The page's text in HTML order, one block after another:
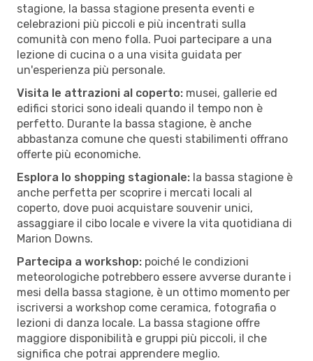
stagione, la bassa stagione presenta eventi e
celebrazioni più piccoli e più incentrati sulla
comunità con meno folla. Puoi partecipare a una
lezione di cucina o a una visita guidata per
un'esperienza più personale.
Visita le attrazioni al coperto: musei, gallerie ed
edifici storici sono ideali quando il tempo non è
perfetto. Durante la bassa stagione, è anche
abbastanza comune che questi stabilimenti offrano
offerte più economiche.
Esplora lo shopping stagionale: la bassa stagione è
anche perfetta per scoprire i mercati locali al
coperto, dove puoi acquistare souvenir unici,
assaggiare il cibo locale e vivere la vita quotidiana di
Marion Downs.
Partecipa a workshop: poiché le condizioni
meteorologiche potrebbero essere avverse durante i
mesi della bassa stagione, è un ottimo momento per
iscriversi a workshop come ceramica, fotografia o
lezioni di danza locale. La bassa stagione offre
maggiore disponibilità e gruppi più piccoli, il che
significa che potrai apprendere meglio.